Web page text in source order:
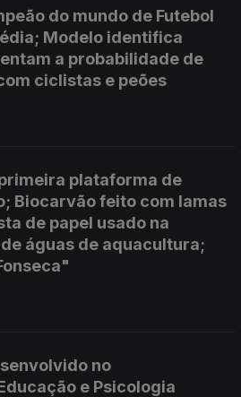
do mundo de Futebol
Modelo identifica
a probabilidade de
ciclistas e peões
plataforma de
Biocarvão feito com lamas
de papel usado na
águas de aquacultura;
no
e Psicologia